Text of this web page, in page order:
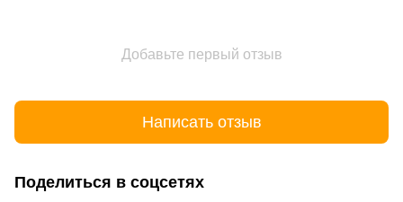
Добавьте первый отзыв
Написать отзыв
Поделиться в соцсетях